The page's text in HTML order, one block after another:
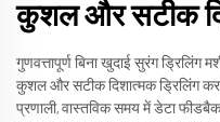
कुशल और सटीक
गुणवत्तापूर्ण बिना खुदाई सुरंग ड्रिलिंग
कुशल और सटीक दिशात्मक ड्रिलिंग
प्रणाली, वास्तविक समय में डेटा